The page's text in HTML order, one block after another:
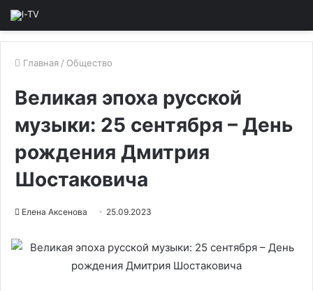
Главная / Общество
Великая эпоха русской
музыки: 25 сентября – День
рождения Дмитрия
Шостаковича
Елена Аксенова 25.09.2023